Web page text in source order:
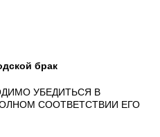
брак
УБЕДИТЬСЯ В
СООТВЕТСТВИИ ЕГО